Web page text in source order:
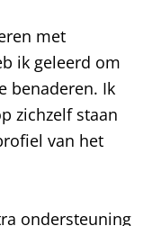
met
ik geleerd om
benaderen. Ik
zichzelf staan
van het
ondersteuning